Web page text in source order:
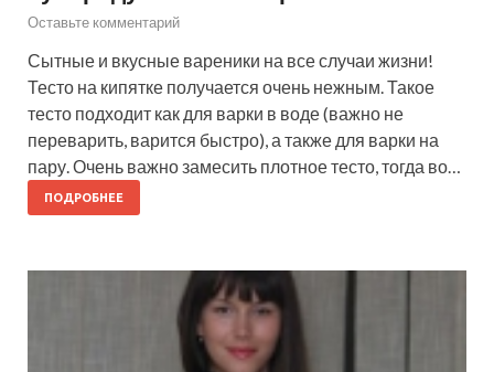
Оставьте комментарий
Сытные и вкусные вареники на все случаи жизни!
Тесто на кипятке получается очень нежным. Такое
тесто подходит как для варки в воде (важно не
переварить, варится быстро), а также для варки на
пару. Очень важно замесить плотное тесто, тогда во…
ПОДРОБНЕЕ